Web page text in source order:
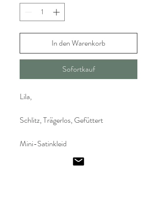
In den Warenkorb
Sofortkauf
Lila,
Schlitz, Trägerlos, Gefüttert
Mini-Satinkleid